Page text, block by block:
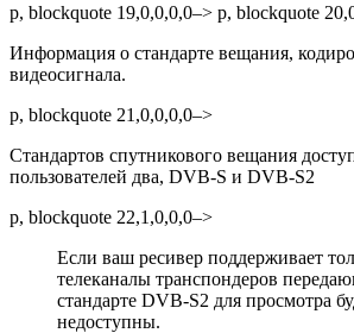
p, blockquote 19,0,0,0,0–> p, blockquote
Информация о стандарте вещания,
видеосигнала.
p, blockquote 21,0,0,0,0–>
Стандартов спутникового вещания
пользователей два, DVB-S и DVB-S2
p, blockquote 22,1,0,0,0–>
Если ваш ресивер поддерживает
телеканалы транспондеров
стандарте DVB-S2 для просмотра
недоступны.